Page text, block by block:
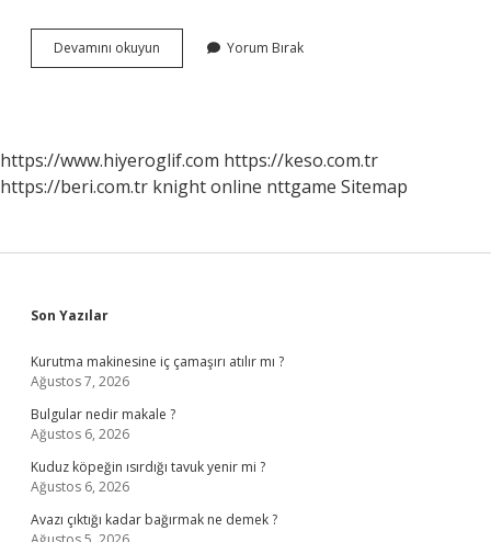
Devamını okuyun Atomun
Fotoğrafı
Yorum Bırak
https://www.hiyeroglif.com https://keso.com.tr
https://beri.com.tr knight online nttgame Sitemap
Sidebar
Son Yazılar
Kurutma makinesine iç çamaşırı atılır mı ?
Ağustos 7, 2026
Bulgular nedir makale ?
Ağustos 6, 2026
Kuduz köpeğin ısırdığı tavuk yenir mi ?
Ağustos 6, 2026
Avazı çıktığı kadar bağırmak ne demek ?